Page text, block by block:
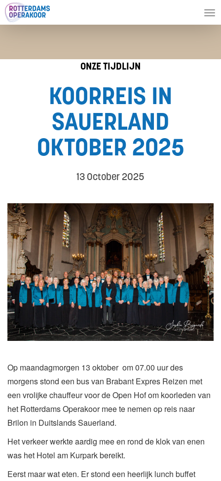
ONZE TIJDLIJN
KOORREIS IN
SAUERLAND
OKTOBER 2025
13 October 2025
Op maandagmorgen 13 oktober om 07.00 uur des
morgens stond een bus van Brabant Expres Reizen met
een vrolijke chauffeur voor de Open Hof om koorleden van
het Rotterdams Operakoor mee te nemen op reis naar
Brilon in Duitslands Sauerland.
Het verkeer werkte aardig mee en rond de klok van enen
was het Hotel am Kurpark bereikt.
Eerst maar wat eten. Er stond een heerlijk lunch buffet